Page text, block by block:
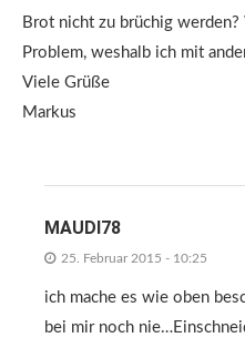
Brot nicht zu brüchig
Problem, weshalb ich mit
Viele Grüße
Markus
MAUDI78
25. Februar 2015 - 10:25
ich mache es wie oben
bei mir noch